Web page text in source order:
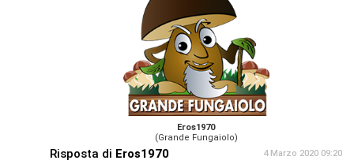
Eros1970
(Grande Fungaiolo)
Risposta di Eros1970 4 Marzo 2020 09:20